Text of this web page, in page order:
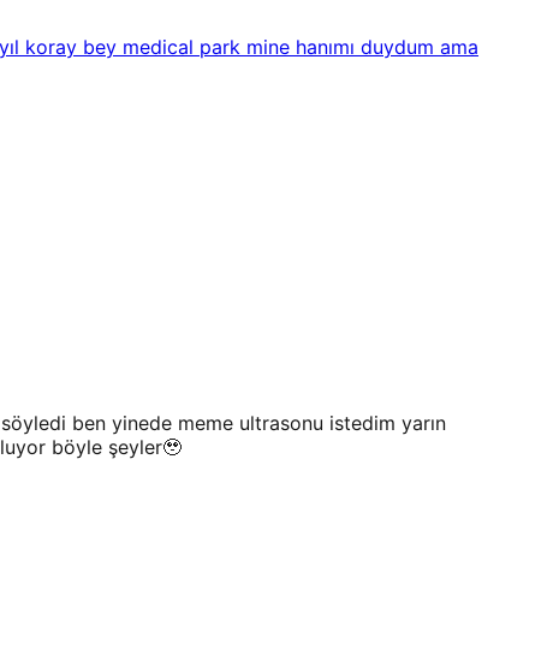
koray bey medical park mine hanımı duydum ama
ben yinede meme ultrasonu istedim yarın
böyle şeyler🥹